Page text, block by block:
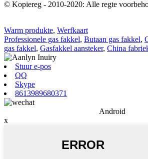
© Kopiereg - 2010-2020: Alle regte
Warm produkte, Werfkaart
Professionele gas fakkel, Butaan gas fakkel,
gas fakkel, Gasfakkel aansteker, China
Stuur e-pos
QQ
Skype
8613989680371
Android
x